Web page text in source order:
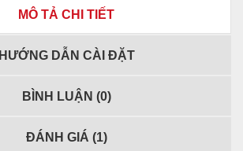
MÔ TẢ CHI TIẾT
HƯỚNG DẪN CÀI ĐẶT
BÌNH LUẬN (0)
ĐÁNH GIÁ (1)